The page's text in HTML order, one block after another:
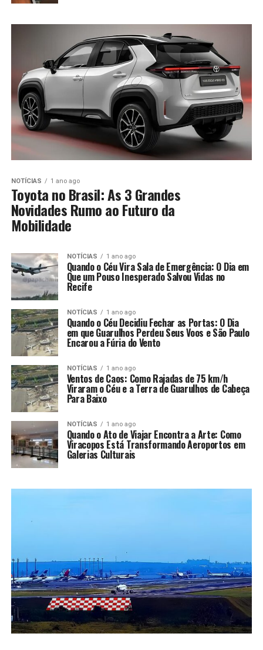
NOTÍCIAS 1 ano ago
Toyota no Brasil: As 3 Grandes
Novidades Rumo ao Futuro da
Mobilidade
NOTÍCIAS 1 ano ago
Quando o Céu Vira Sala de Emergência: O Dia em
Que um Pouso Inesperado Salvou Vidas no
Recife
NOTÍCIAS 1 ano ago
Quando o Céu Decidiu Fechar as Portas: O Dia
em que Guarulhos Perdeu Seus Voos e São Paulo
Encarou a Fúria do Vento
NOTÍCIAS 1 ano ago
Ventos de Caos: Como Rajadas de 75 km/h
Viraram o Céu e a Terra de Guarulhos de Cabeça
Para Baixo
NOTÍCIAS 1 ano ago
Quando o Ato de Viajar Encontra a Arte: Como
Viracopos Está Transformando Aeroportos em
Galerias Culturais